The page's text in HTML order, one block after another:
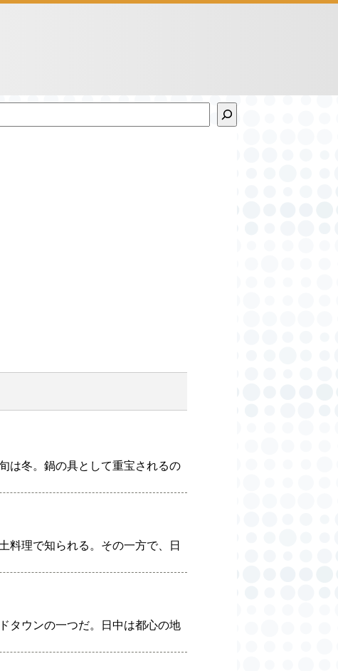
は冬。鍋の具として重宝されるの
料理で知られる。その一方で、日
タウンの一つだ。日中は都心の地